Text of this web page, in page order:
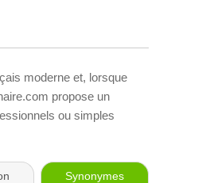
moderne et, lorsque
propose un
ou simples
Synonymes